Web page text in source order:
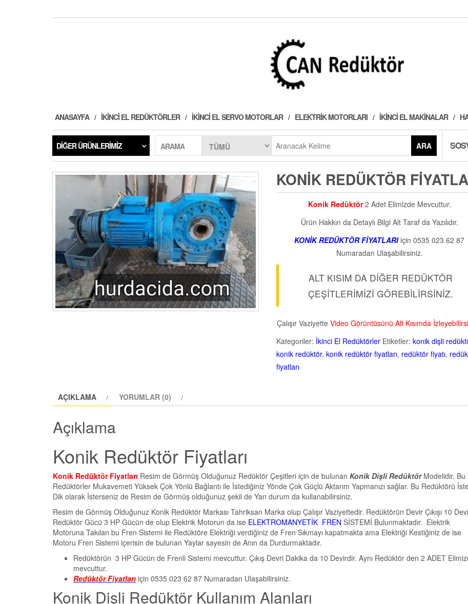
ANASAYFA İKINCI EL REDÜKTÖRLER İKINCI EL SERVO MOTORLAR ELEKTRIK MOTORLARI İKINCI EL MAKINALAR
DIĞER ÜRÜNLERIMIZ ARAMA ARA
KONIK REDÜKTÖR
Konik Redüktör2 Adet Elimizde Mevcuttur.
Ürün Hakkın da Detaylı Bilgi Alt Taraf da Yazılıdır.
KONİK REDÜKTÖR FİYATLARIiçin 0535 023 62 87
Numaradan Ulaşabilirsiniz.
ALT KISIM DA DİĞER REDÜKTÖR
ÇEŞİTLERİMİZİ GÖREBİLİRSİNİZ.
Çalışır Vaziyette Video Görüntüsünü Alt Kısımda
Kategoriler: İkinci El Redüktörler Etiketler: konik dişli
konik redüktör, konik redüktör fiyatları, redüktör fiyatı,
fiyatları
AÇIKLAMA YORUMLAR (0)
Açıklama
Konik Redüktör Fiyatları
Konik Redüktör Fiyatları Resim de Görmüş Olduğunuz Redüktör Çeşitleri için de bulunan Konik Dişli RedüktörModelidir. Bu
Redüktörler Mukavemeti Yüksek Çok Yönlü Bağlantı ile İstediğiniz Yönde Çok Güçlü Aktarım Yapmanızı sağlar. Bu Redüktörü
Dik olarak İsterseniz de Resim de Görmüş olduğunuz şekil de Yan durum da kullanabilirsiniz.
Resim de Görmüş Olduğunuz Konik Redüktör Markası Tahriksan Marka olup Çalışır Vaziyettedir. Redüktörün Devir Çıkışı 10
Redüktör Gücü 3 HP Gücün de olup Elektrik Motorun da ise ELEKTROMANYETİK FREN SİSTEMİ Bulunmaktadır. Elektrik
Motoruna Takılan bu Fren Sistemi ile Redüktöre Elektriği verdiğiniz de Fren Sıkmayı kapatmakta ama Elektriği Kestiğiniz de ise
Motoru Fren Sistemi içerisin de bulunan Yaylar sayesin de Anın da Durdurmaktadır.
Redüktörün 3 HP Gücün de Frenli Sistemi mevcuttur. Çıkış Devri Dakika da 10 Devirdir. Aynı Redüktör den 2 ADET
mevcuttur.
Redüktör Fiyatları için 0535 023 62 87 Numaradan Ulaşabilirsiniz.
Konik Dişli Redüktör Kullanım Alanları